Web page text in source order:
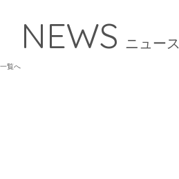
NEWS ニュース
一覧へ